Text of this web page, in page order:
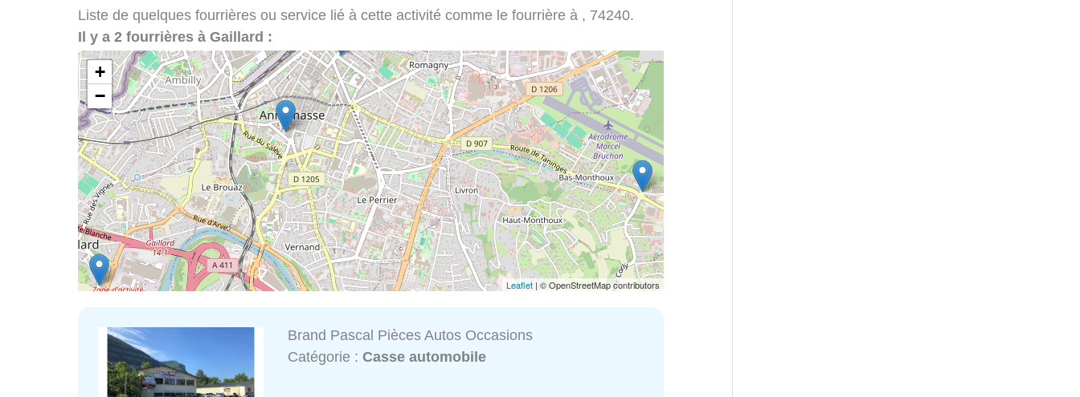
Liste de quelques fourrières ou service lié à cette activité comme le fourrière à , 74240.
Il y a 2 fourrières à Gaillard :
+
−
Leaflet | © OpenStreetMap contributors
Brand Pascal Pièces Autos Occasions
Catégorie :Casse automobile